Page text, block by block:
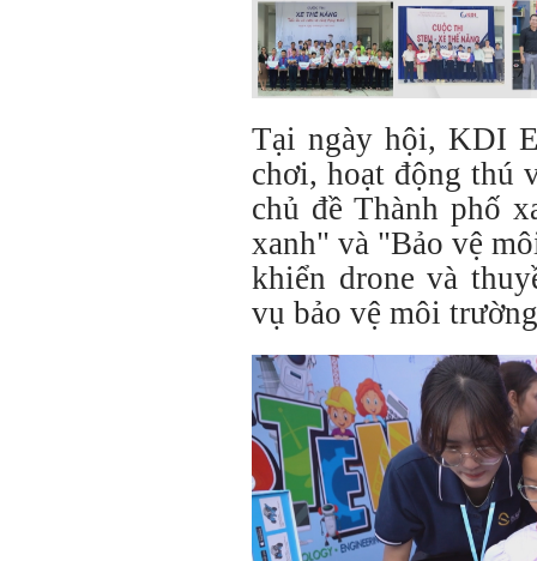
Tại ngày hội, KDI
chơi, hoạt động thú
chủ đề Thành phố
xanh" và "Bảo vệ
khiển drone và
vụ bảo vệ môi